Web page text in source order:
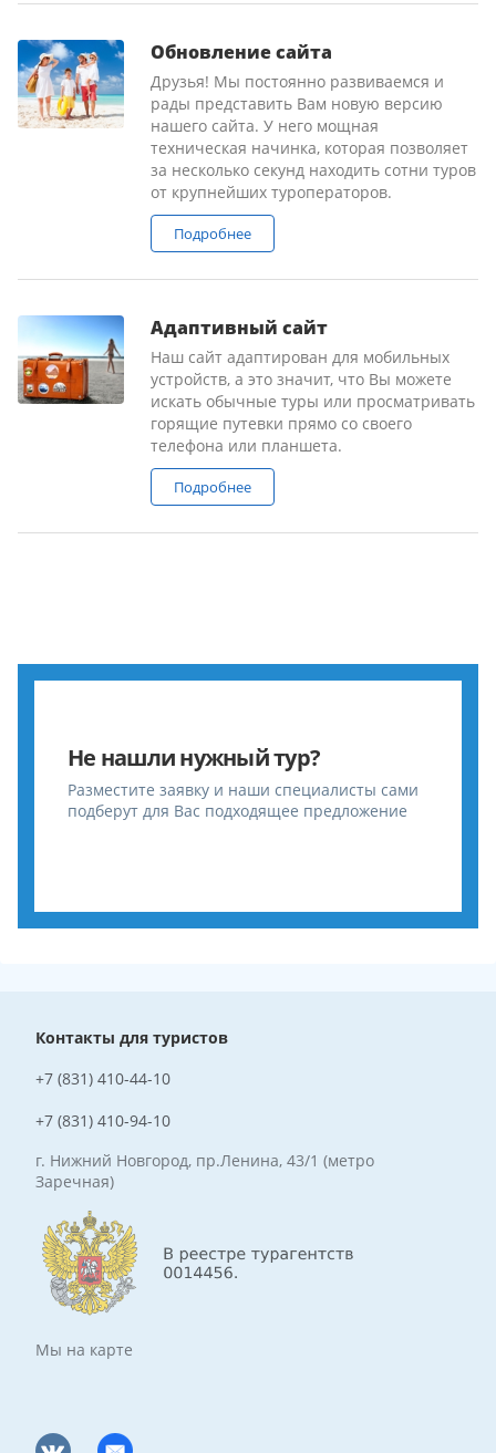
Обновление сайта
Друзья! Мы постоянно развиваемся и
рады представить Вам новую версию
нашего сайта. У него мощная
техническая начинка, которая позволяет
за несколько секунд находить сотни туров
от крупнейших туроператоров.
Подробнее
Адаптивный сайт
Наш сайт адаптирован для мобильных
устройств, а это значит, что Вы можете
искать обычные туры или просматривать
горящие путевки прямо со своего
телефона или планшета.
Подробнее
Не нашли нужный тур?
Разместите заявку и наши специалисты сами
подберут для Вас подходящее предложение
Контакты для туристов
+7 (831) 410-44-10
+7 (831) 410-94-10
г. Нижний Новгород, пр.Ленина, 43/1 (метро
Заречная)
Мы на карте